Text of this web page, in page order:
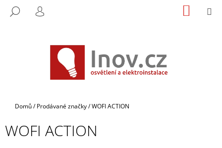
HLEDAT
PŘIHLÁŠENÍ KOŠÍK
Domů/ Prodávané značky/WOFI ACTION
WOFI ACTION
T
E